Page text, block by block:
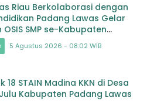
Riau Berkolaborasi dengan
Padang Lawas Gelar
OSIS SMP se-Kabupaten
5 Agustus 2026 - 08:02 WIB
18 STAIN Madina KKN di Desa
Kabupaten Padang Lawas